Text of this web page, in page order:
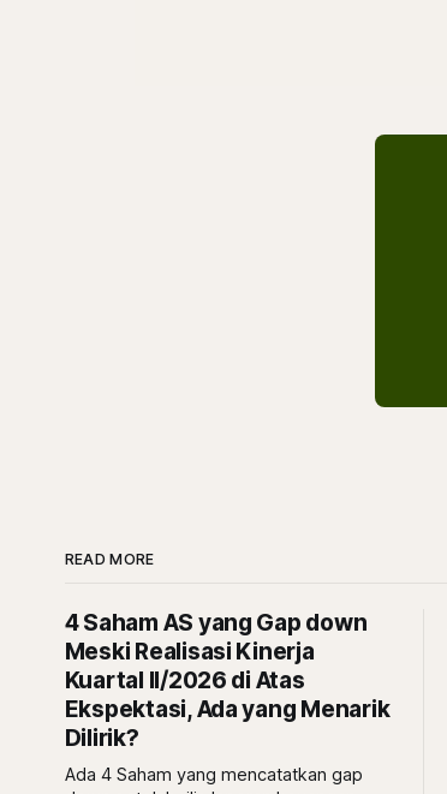
READ MORE
4 Saham AS yang Gap down
Meski Realisasi Kinerja
Kuartal II/2026 di Atas
Ekspektasi, Ada yang Menarik
Dilirik?
Ada 4 Saham yang mencatatkan gap